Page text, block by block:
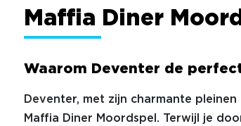
Maffia Diner
Waarom Deventer de
Deventer, met zijn charmante
Maffia Diner Moordspel. Terwijl je